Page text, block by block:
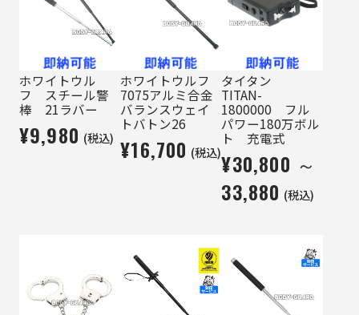
ホワイトウル
フ スチール警
棒 21ラバー
¥9,980 (税込)
ホワイトウルフ
7075アルミ合金
バランスウェイ
トバトン26
¥16,700 (税込)
タイタン
TITAN-
1800000 フル
パワー180万ボル
ト 充電式
¥30,800 ～
33,880 (税込)